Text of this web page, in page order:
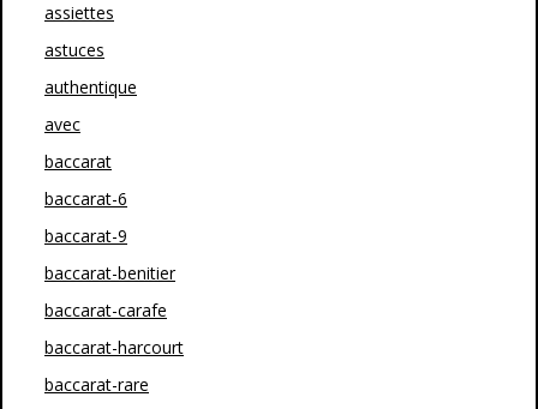
assiettes
astuces
authentique
avec
baccarat
baccarat-6
baccarat-9
baccarat-benitier
baccarat-carafe
baccarat-harcourt
baccarat-rare